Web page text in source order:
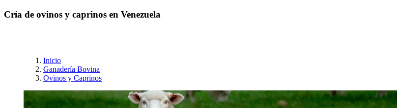
Cría de ovinos y caprinos en Venezuela
Inicio
Ganadería Bovina
Ovinos y Caprinos